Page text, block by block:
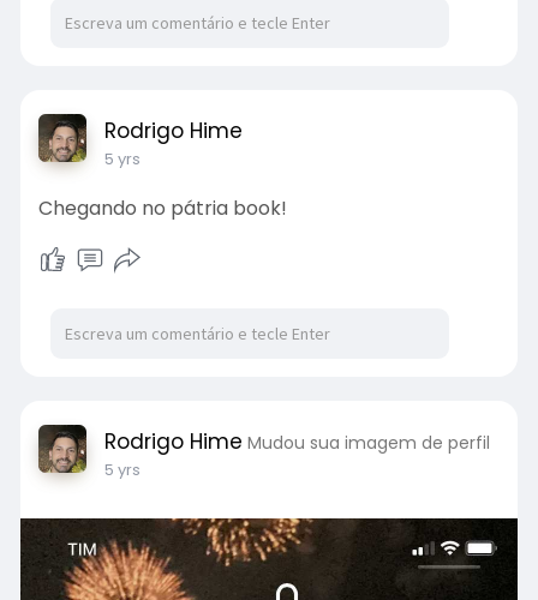
Rodrigo Hime
5 yrs
Chegando no pátria book!
Rodrigo Hime Mudou sua imagem de perfil
5 yrs